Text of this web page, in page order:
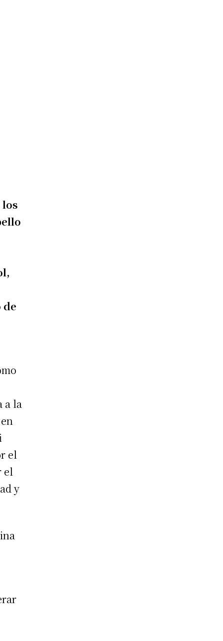
de
a la
el
el
y